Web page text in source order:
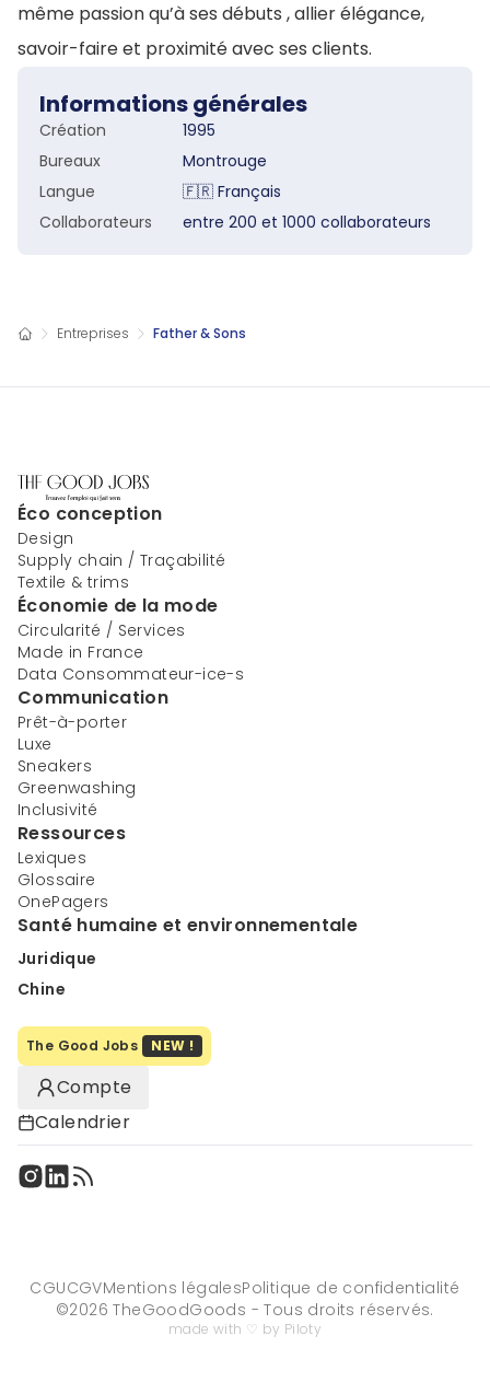
même passion qu’à ses débuts , allier élégance,
savoir-faire et proximité avec ses clients.
Informations générales
Création
1995
Bureaux
Montrouge
Langue
🇫🇷 Français
Collaborateurs
entre 200 et 1000 collaborateurs
Entreprises Father & Sons
Éco conception
Design
Supply chain / Traçabilité
Textile & trims
Économie de la mode
Circularité / Services
Made in France
Data Consommateur-ice-s
Communication
Prêt-à-porter
Luxe
Sneakers
Greenwashing
Inclusivité
Ressources
Lexiques
Glossaire
OnePagers
Santé humaine et environnementale
Juridique
Chine
The Good Jobs NEW !
Compte
Calendrier
CGUCGVMentions légalesPolitique de confidentialité
©2026 TheGoodGoods - Tous droits réservés.
made with ♡ by Piloty